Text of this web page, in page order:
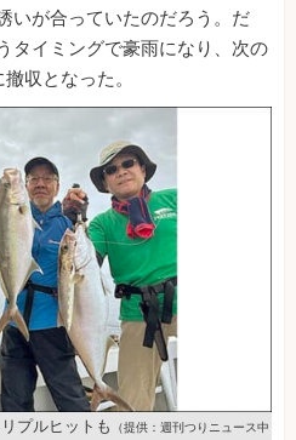
いが合っていたのだろう。だ
タイミングで豪雨になり、次の
収となった。
プルヒットも （提供：週刊つりニュース中